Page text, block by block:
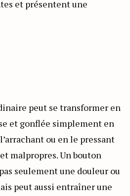
et présentent une
peut se transformer en
et gonflée simplement en
ou en le pressant
malpropres. Un bouton
seulement une douleur ou
peut aussi entraîner une